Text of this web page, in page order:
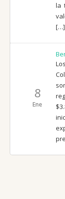
la
[…]
8
Ene